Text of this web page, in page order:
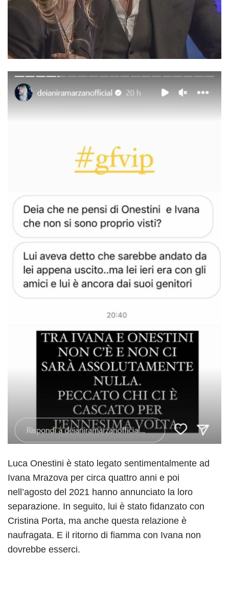
Luca Onestini è stato legato sentimentalmente ad
Ivana Mrazova per circa quattro anni e poi
nell’agosto del 2021 hanno annunciato la loro
separazione. In seguito, lui è stato fidanzato con
Cristina Porta, ma anche questa relazione è
naufragata. E il ritorno di fiamma con Ivana non
dovrebbe esserci.